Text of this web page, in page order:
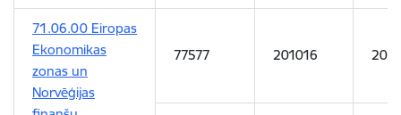
71.06.00 Eiropas
Ekonomikas
zonas un
Norvēģijas
77577 201016